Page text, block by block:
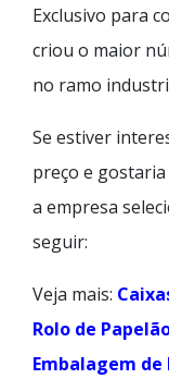
Exclusivo para
criou o maior
no ramo
Se estiver
preço e
a empresa
seguir:
Veja mais:
Rolo de
Embalagem de